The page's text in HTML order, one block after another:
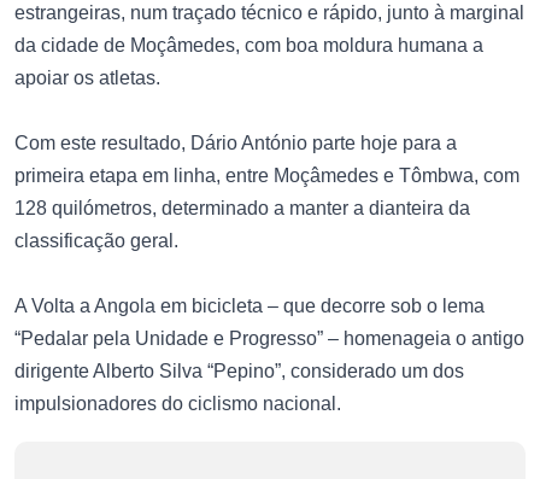
estrangeiras, num traçado técnico e rápido, junto à marginal
da cidade de Moçâmedes, com boa moldura humana a
apoiar os atletas.
Com este resultado, Dário António parte hoje para a
primeira etapa em linha, entre Moçâmedes e Tômbwa, com
128 quilómetros, determinado a manter a dianteira da
classificação geral.
A Volta a Angola em bicicleta – que decorre sob o lema
“Pedalar pela Unidade e Progresso” – homenageia o antigo
dirigente Alberto Silva “Pepino”, considerado um dos
impulsionadores do ciclismo nacional.